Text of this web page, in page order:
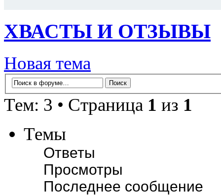
ХВАСТЫ И ОТЗЫВЫ
Новая тема
Тем: 3 • Страница 1 из 1
Темы
Ответы
Просмотры
Последнее сообщение